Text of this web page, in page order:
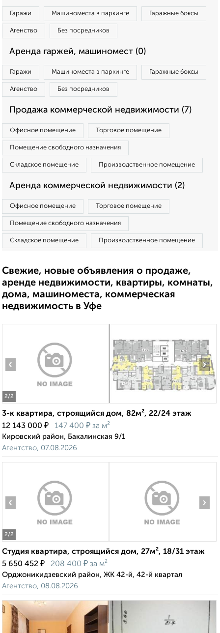
Гаражи Машиноместа в паркинге Гаражные боксы
Агенство Без посредников
Аренда гаржей, машиномест (0)
Гаражи Машиноместа в паркинге Гаражные боксы
Агенство Без посредников
Продажа коммерческой недвижимости (7)
Офисное помещение Торговое помещение
Помещение свободного назначения
Складское помещение Производственное помещение
Аренда коммерческой недвижимости (2)
Офисное помещение Торговое помещение
Помещение свободного назначения
Складское помещение Производственное помещение
Свежие, новые объявления о продаже,
аренде недвижимости, квартиры, комнаты,
дома, машиноместа, коммерческая
недвижимость в Уфе
2/2
‹ ›
3-к квартира, строящийся дом, 82м², 22/24 этаж
12 143 000 ₽ 147 400 ₽ за м²
Кировский район, Бакалинская 9/1
Агентство, 07.08.2026
2/2
‹ ›
Студия квартира, строящийся дом, 27м², 18/31 этаж
5 650 452 ₽ 208 400 ₽ за м²
Орджоникидзевский район, ЖК 42-й, 42-й квартал
Агентство, 08.08.2026